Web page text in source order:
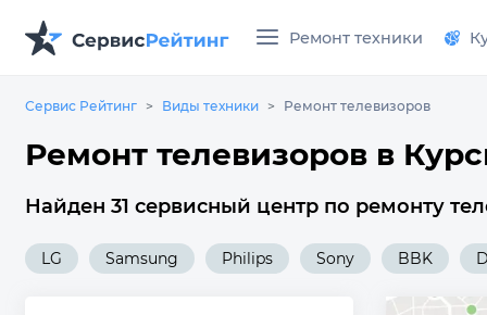
Ремонт техники
Сервис Рейтинг Виды техники Ремонт телевизоров
Ремонт телевизоров в
Найден 31 сервисный центр по ремонту
LG Samsung Philips Sony BBK